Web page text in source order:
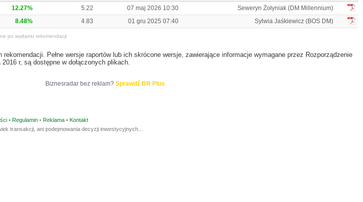
12.27% 5.22 07 maj 2026 10:30
Seweryn Żołyniak (DM Millennium)
8.48% 4.83 01 gru 2025 07:40 Sylwia Jaśkiewicz (BOS DM)
po wydaniu rekomendacji
Pełne wersje raportów lub ich skrócone wersje, zawierające informacje wymagane przez Rozporządzenie
r, są dostępne w dołączonych plikach.
Biznesradar bez reklam? Sprawdź BR Plus
• Regulamin • Reklama • Kontakt
transakcji, ani podejmowania decyzji inwestycyjnych...